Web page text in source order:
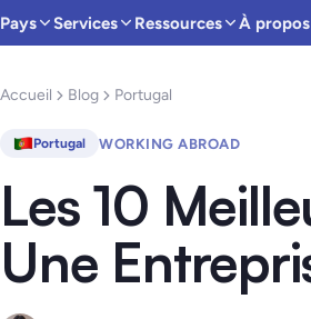
Pays Services Ressources À propos
Accueil Blog Portugal
Portugal WORKING ABROAD
Les 10
Une